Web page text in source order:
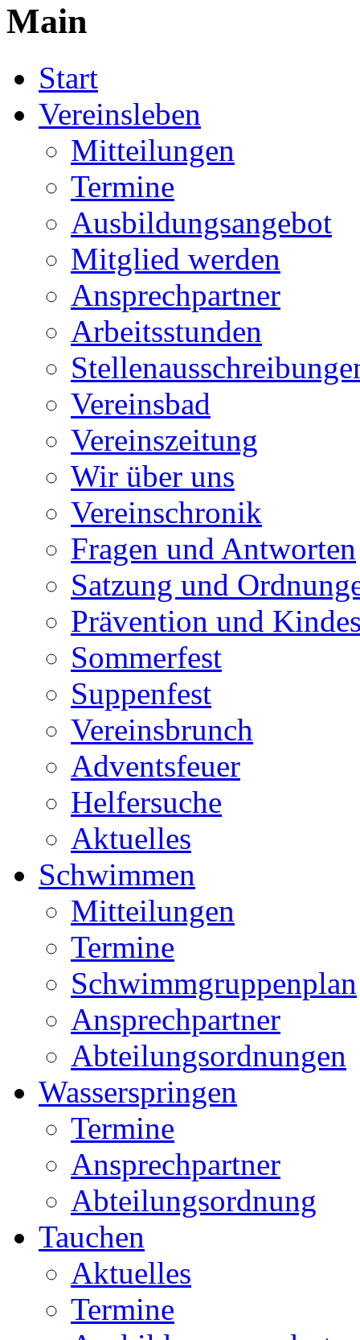
Main
Start
Vereinsleben
Mitteilungen
Termine
Ausbildungsangebot
Mitglied werden
Ansprechpartner
Arbeitsstunden
Vereinsbad
Vereinszeitung
Wir über uns
Vereinschronik
Fragen und Antworten
Satzung und
Prävention und
Sommerfest
Suppenfest
Vereinsbrunch
Adventsfeuer
Helfersuche
Aktuelles
Schwimmen
Mitteilungen
Termine
Schwimmgruppenplan
Ansprechpartner
Abteilungsordnungen
Wasserspringen
Termine
Ansprechpartner
Abteilungsordnung
Tauchen
Aktuelles
Termine